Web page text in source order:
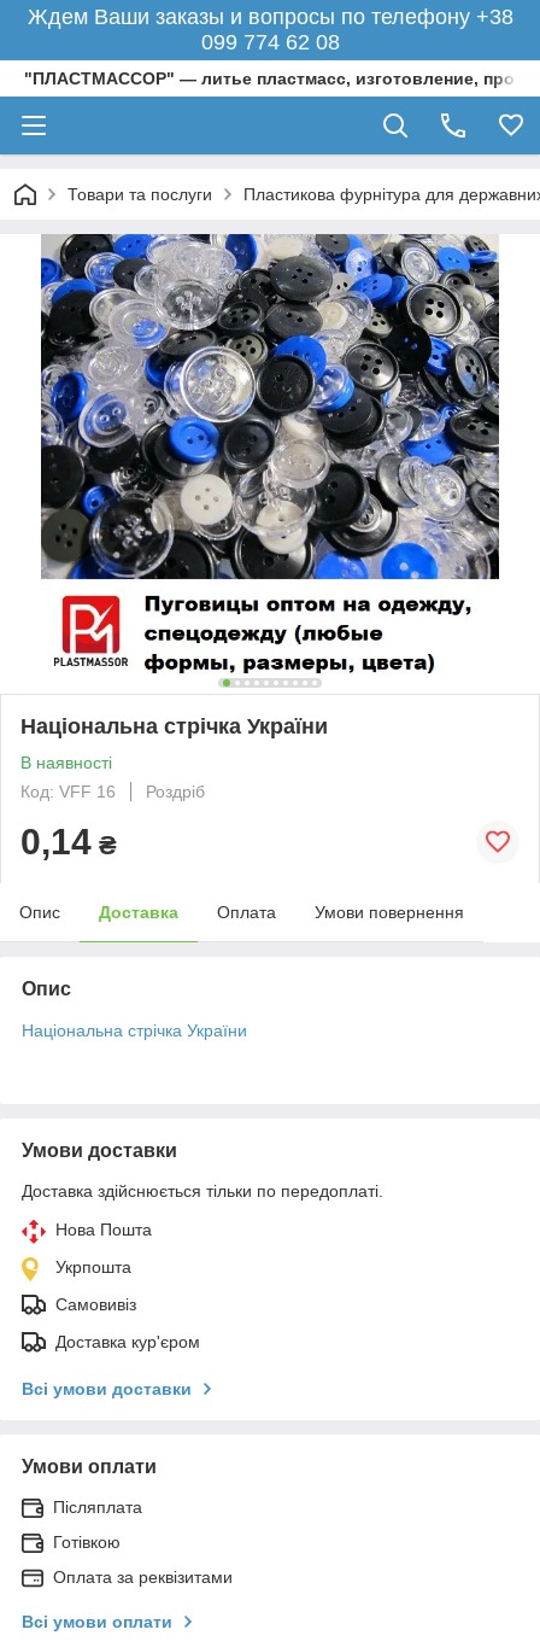
Ждем Ваши заказы и вопросы по телефону +38
099 774 62 08
"ПЛАСТМАССОР" — литье пластмасс, изготовление,
Товари та послуги Пластикова фурнітура для
Національна стрічка України
В наявності
Код: VFF 16
Роздріб
0,14 ₴
Опис Доставка Оплата Умови повернення
Опис
Національна стрічка України
Умови доставки
Доставка здійснюється тільки по передоплаті.
Нова Пошта
Укрпошта
Самовивіз
Доставка кур'єром
Всі умови доставки
Умови оплати
Післяплата
Готівкою
Оплата за реквізитами
Всі умови оплати